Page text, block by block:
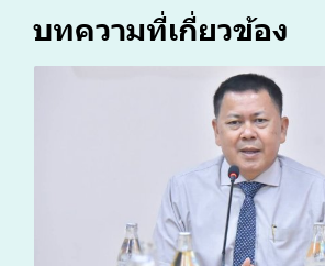
บทความที่เกี่ยวข้อง